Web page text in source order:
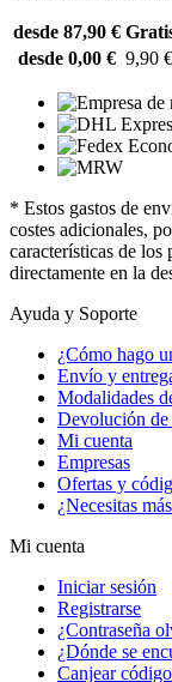
desde 87,90 €
desde 0,00 € 9,90 €
* Estos gastos de
costes adicionales,
características de
directamente en la
Ayuda y Soporte
¿Cómo hago
Envío y
Modalidades
Devolución de
Mi cuenta
Empresas
Ofertas y
¿Necesitas
Mi cuenta
Iniciar sesión
Registrarse
¿Contraseña
¿Dónde se
Canjear